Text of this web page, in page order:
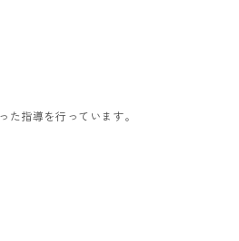
た指導を行っています。